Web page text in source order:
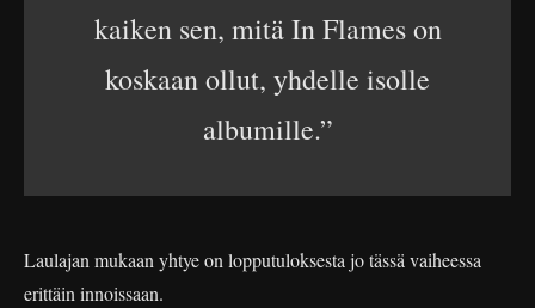
kaiken sen, mitä In Flames on
koskaan ollut, yhdelle isolle
albumille.”
Laulajan mukaan yhtye on lopputuloksesta jo tässä vaiheessa
erittäin innoissaan.